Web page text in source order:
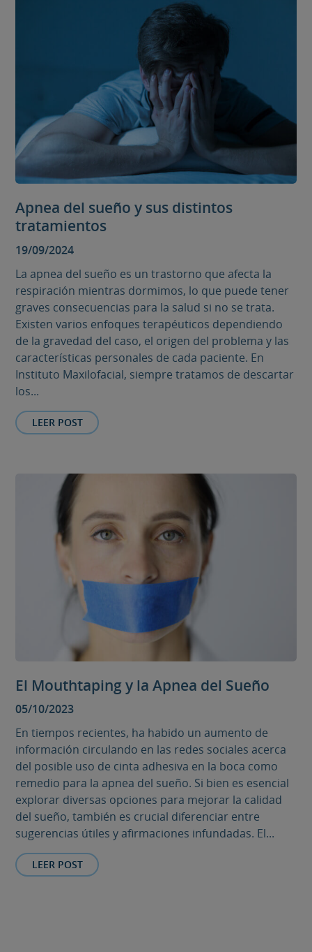
Apnea del sueño y sus distintos
tratamientos
19/09/2024
La apnea del sueño es un trastorno que afecta la
respiración mientras dormimos, lo que puede tener
graves consecuencias para la salud si no se trata.
Existen varios enfoques terapéuticos dependiendo
de la gravedad del caso, el origen del problema y las
características personales de cada paciente. En
Instituto Maxilofacial, siempre tratamos de descartar
los...
LEER POST
El Mouthtaping y la Apnea del Sueño
05/10/2023
En tiempos recientes, ha habido un aumento de
información circulando en las redes sociales acerca
del posible uso de cinta adhesiva en la boca como
remedio para la apnea del sueño. Si bien es esencial
explorar diversas opciones para mejorar la calidad
del sueño, también es crucial diferenciar entre
sugerencias útiles y afirmaciones infundadas. El...
LEER POST